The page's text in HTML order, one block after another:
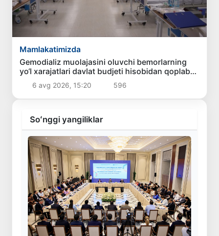
Mamlakatimizda
Gemodializ muolajasini oluvchi bemorlarning
yo‘l xarajatlari davlat budjeti hisobidan qoplab
berilishi mumkin
6 avg 2026, 15:20 596
Soʻnggi yangiliklar